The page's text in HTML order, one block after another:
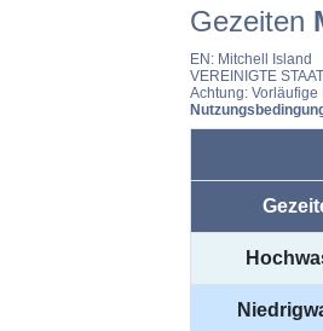
Gezeiten
EN: Mitchell Island
VEREINIGTE
Achtung: